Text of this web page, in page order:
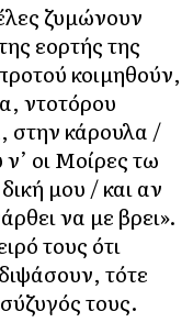
ζυμώνουν
εορτής της
κοιμηθούν,
ντοτόρου
στην κάρουλα /
οι Μοίρες τω
μου / και αν
να με βρει».
τους ότι
τότε
τους.